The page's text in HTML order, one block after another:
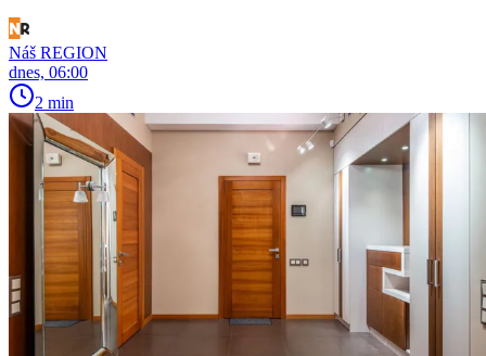
Náš REGION
dnes, 06:00
2 min